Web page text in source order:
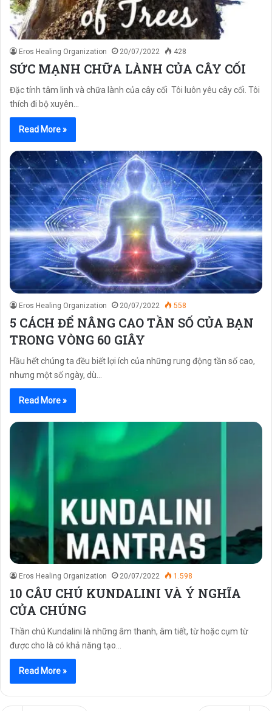
Eros Healing Organization 20/07/2022 428
SỨC MẠNH CHỮA LÀNH CỦA CÂY CỐI
Đặc tính tâm linh và chữa lành của cây cối Tôi luôn yêu cây cối. Tôi
thích đi bộ xuyên…
Read More »
Eros Healing Organization 20/07/2022 558
5 CÁCH ĐỂ NÂNG CAO TẦN SỐ CỦA BẠN
TRONG VÒNG 60 GIÂY
Hầu hết chúng ta đều biết lợi ích của những rung động tần số cao,
nhưng một số ngày, dù…
Read More »
Eros Healing Organization 20/07/2022 1.598
10 CÂU CHÚ KUNDALINI VÀ Ý NGHĨA
CỦA CHÚNG
Thần chú Kundalini là những âm thanh, âm tiết, từ hoặc cụm từ
được cho là có khả năng tạo…
Read More »